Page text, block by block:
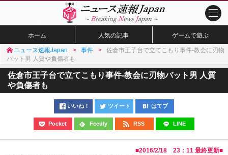
ホーム 人気の記事 ゲームで遊ぶ
ニュース速報Japan 事件
佐倉市王子台で立てこもり事件-教会に刃物
バット男 人質や負傷者も
佐倉市王子台で立てこもり事件-教会に刃物バット男 人質
や負傷者も
いいね！ ツイート はてブ
Pocket Feedly RSS LINE
■2016/2/18 23：11 最終更新■